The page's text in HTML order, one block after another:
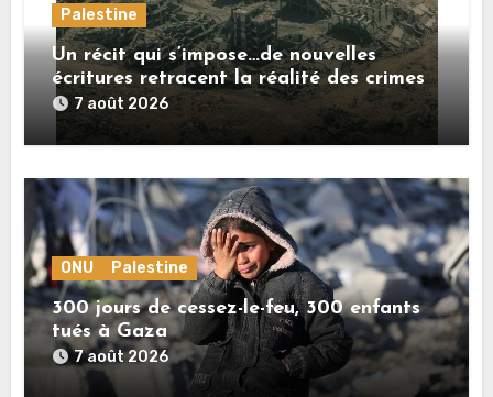
Palestine
Un récit qui s’impose…de nouvelles
écritures retracent la réalité des crimes
sionistes à Gaza
7 août 2026
ONU Palestine
300 jours de cessez-le-feu, 300 enfants
tués à Gaza
7 août 2026